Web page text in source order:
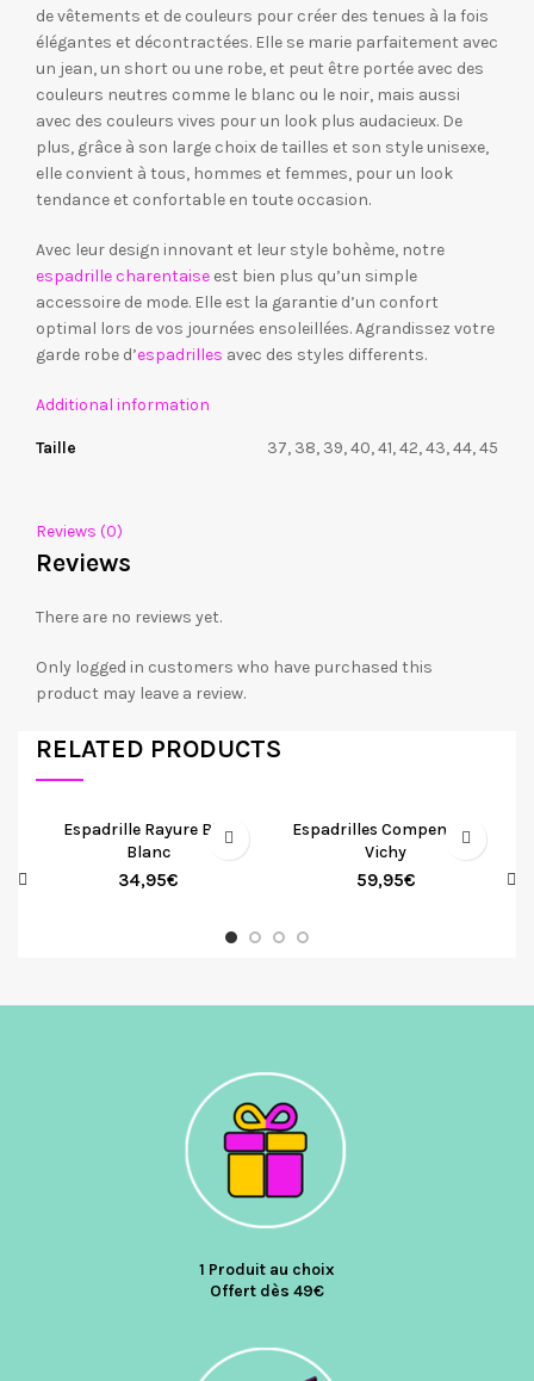
de vêtements et de couleurs pour créer des tenues à la fois
élégantes et décontractées. Elle se marie parfaitement avec
un jean, un short ou une robe, et peut être portée avec des
couleurs neutres comme le blanc ou le noir, mais aussi
avec des couleurs vives pour un look plus audacieux. De
plus, grâce à son large choix de tailles et son style unisexe,
elle convient à tous, hommes et femmes, pour un look
tendance et confortable en toute occasion.
Avec leur design innovant et leur style bohème, notre
espadrille charentaise est bien plus qu’un simple
accessoire de mode. Elle est la garantie d’un confort
optimal lors de vos journées ensoleillées. Agrandissez votre
garde robe d’espadrilles avec des styles differents.
Additional information
Taille 37, 38, 39, 40, 41, 42, 43, 44, 45
Reviews (0)
Reviews
There are no reviews yet.
Only logged in customers who have purchased this
product may leave a review.
RELATED PRODUCTS
Espadrille Rayure Bleu
Blanc
34,95€
Espadrilles Compensées
Vichy
59,95€
1 Produit au choix
Offert dès 49€